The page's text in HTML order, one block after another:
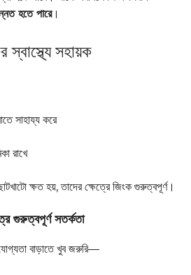
হতে পারে।
স্বাস্থ্যে সহায়ক
সাহায্য করে
রাখে
ক্ষত হয়, তাদের ক্ষেত্রে জিংক গুরুত্বপূর্ণ।
গুরুত্বপূর্ণ সতর্কতা
বাড়াতে খুব জরুরি—